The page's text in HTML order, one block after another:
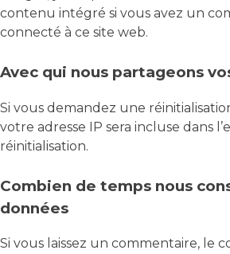
contenu intégré si vous avez un
connecté à ce site web.
Avec qui nous partageons
Si vous demandez une
votre adresse IP sera incluse dans
réinitialisation.
Combien de temps nous
données
Si vous laissez un commentaire, le